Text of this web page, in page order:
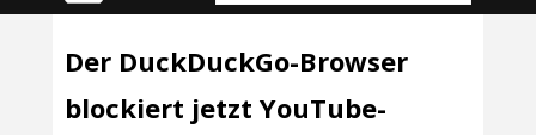
Der DuckDuckGo-Browser
blockiert jetzt YouTube-